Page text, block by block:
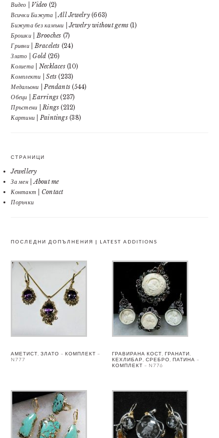
Видео | Video (2)
Всички Бижута | All Jewelry(663)
Бижута без камъни | Jewelry without gems (1)
Брошки | Brooches (7)
Гривни | Bracelets (24)
Злато | Gold (26)
Колиета | Necklaces(10)
Комплекти | Sets (233)
Медальони | Pendants (544)
Обеци | Earrings (237)
Пръстени | Rings (212)
Картини | Paintings(38)
СТРАНИЦИ
Jewellery
За мен | About me
Контакт | Contact
Поръчки
ПОСЛЕДНИ ДОПЪЛНЕНИЯ | LATEST ADDITIONS
АМЕТИСТ, ЗЛАТО – КОМПЛЕКТ –
N777
ГРАВИРАНА КОСТ, ГРАНАТИ,
КЕХЛИБАР, СРЕБРО, ПАТИНА –
КОМПЛЕКТ – N776